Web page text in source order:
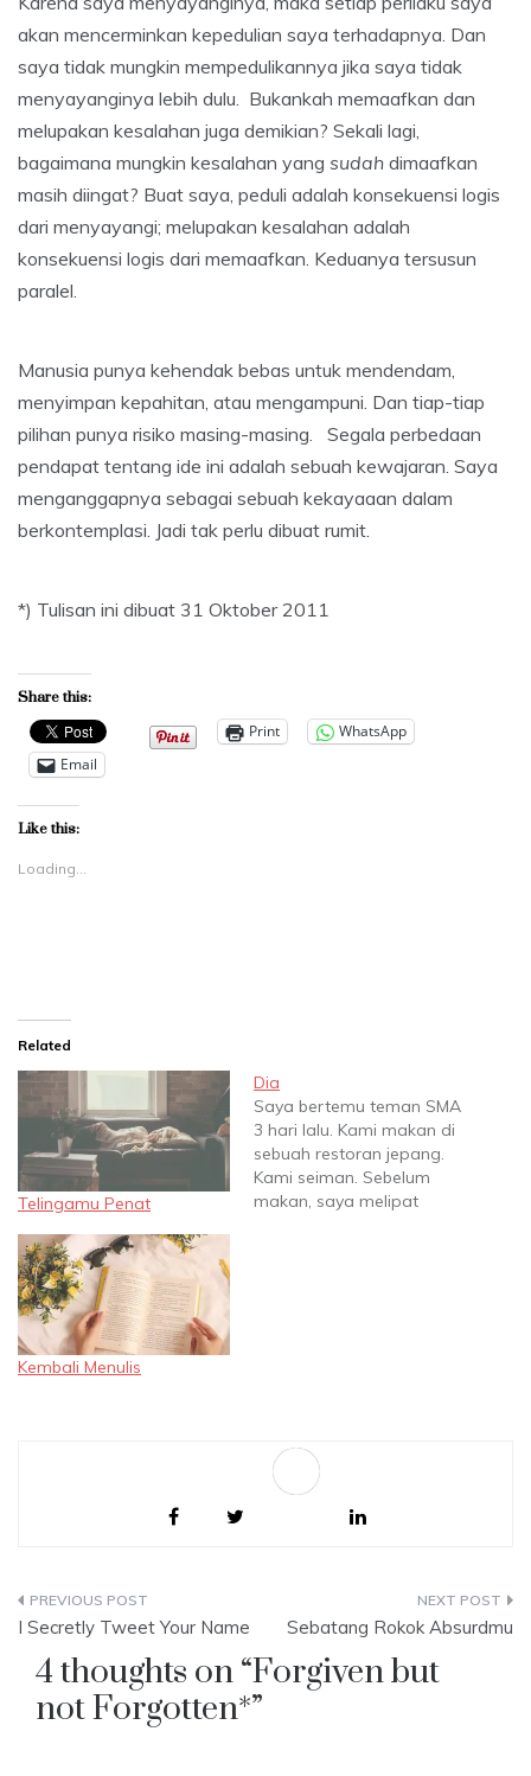
akan mencerminkan kepedulian saya terhadapnya. Dan
saya tidak mungkin mempedulikannya jika saya tidak
menyayanginya lebih dulu. Bukankah memaafkan dan
melupakan kesalahan juga demikian? Sekali lagi,
bagaimana mungkin kesalahan yang sudah dimaafkan
masih diingat? Buat saya, peduli adalah konsekuensi logis
dari menyayangi; melupakan kesalahan adalah
konsekuensi logis dari memaafkan. Keduanya tersusun
paralel.
Manusia punya kehendak bebas untuk mendendam,
menyimpan kepahitan, atau mengampuni. Dan tiap-tiap
pilihan punya risiko masing-masing. Segala perbedaan
pendapat tentang ide ini adalah sebuah kewajaran. Saya
menganggapnya sebagai sebuah kekayaaan dalam
berkontemplasi. Jadi tak perlu dibuat rumit.
*) Tulisan ini dibuat 31 Oktober 2011
Share this:
Print
WhatsApp
Email
Like this:
Loading...
Related
Telingamu Penat
Dia
Saya bertemu teman SMA
3 hari lalu. Kami makan di
sebuah restoran jepang.
Kami seiman. Sebelum
makan, saya melipat
Kembali Menulis
Post
navigation
I Secretly Tweet Your Name Sebatang Rokok Absurdmu
4 thoughts on “Forgiven but
not Forgotten*”